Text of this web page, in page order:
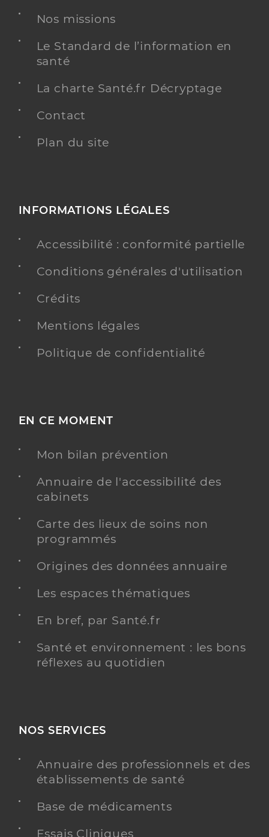
Nos missions
Le Standard de l’information en
santé
La charte Santé.fr Décryptage
Contact
Plan du site
INFORMATIONS LÉGALES
Accessibilité : conformité partielle
Conditions générales d'utilisation
Crédits
Mentions légales
Politique de confidentialité
EN CE MOMENT
Mon bilan prévention
Annuaire de l'accessibilité des
cabinets
Carte des lieux de soins non
programmés
Origines des données annuaire
Les espaces thématiques
En bref, par Santé.fr
Santé et environnement : les bons
réflexes au quotidien
NOS SERVICES
Annuaire des professionnels et des
établissements de santé
Base de médicaments
Essais Cliniques